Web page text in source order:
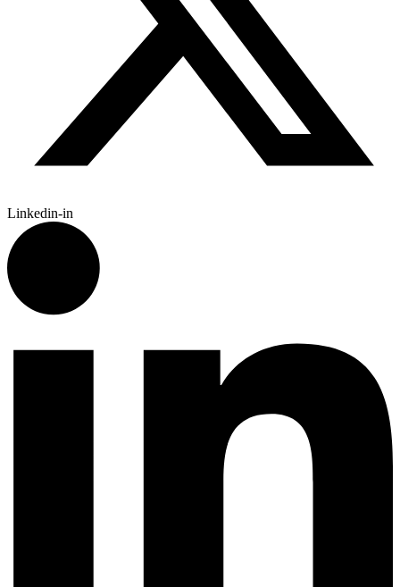
Linkedin-in